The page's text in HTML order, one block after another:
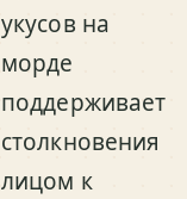
укусов на
морде
поддерживает
столкновения
лицом к